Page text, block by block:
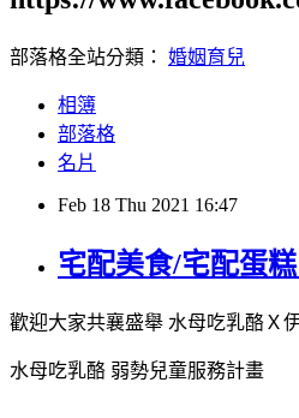
部落格全站分類： 婚姻育兒
相簿
部落格
名片
Feb 18 Thu 2021 16:47
宅配美食/宅配蛋
歡迎大家共襄盛舉 水母吃乳酪Ｘ
水母吃乳酪 弱勢兒童服務計畫